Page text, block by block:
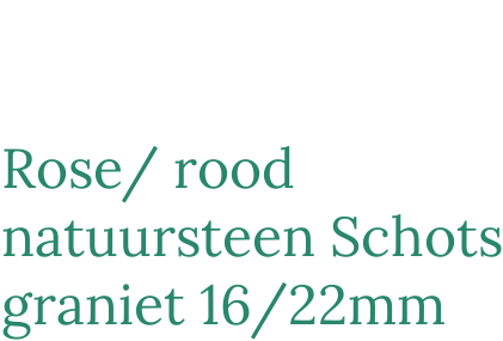
Rose/ rood
natuursteen Schots
graniet 16/22mm